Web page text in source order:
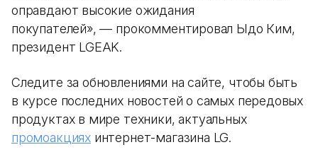
оправдают высокие ожидания
покупателей», — прокомментировал Ыдо Ким,
президент LGEAK.
Следите за обновлениями на сайте, чтобы быть
в курсе последних новостей о самых передовых
продуктах в мире техники, актуальных
промоакциях интернет-магазина LG.